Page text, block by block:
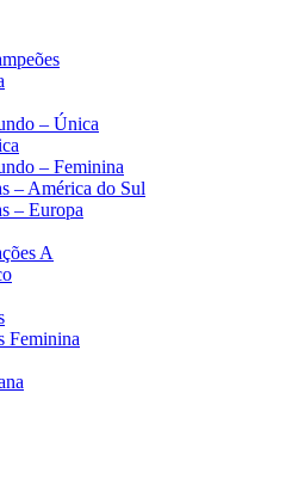
– Única
– Feminina
– América do Sul
– Europa
A
Feminina